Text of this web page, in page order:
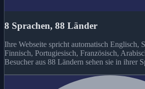
8 Sprachen, 88 Länder
Ihre Webseite spricht automatisch Englisch,
Finnisch, Portugiesisch, Französisch,
Besucher aus 88 Ländern sehen sie in ihrer